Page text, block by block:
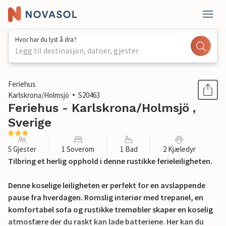
Hvor har du lyst å dra?
Legg til destinasjon, datoer, gjester
1 / 17
Feriehus
Karlskrona/Holmsjö
S20463
Feriehus - Karlskrona/Holmsjö ,
Sverige
5 Gjester 1 Soverom 1 Bad 2 Kjæledyr
Tilbring et herlig opphold i denne rustikke ferieleiligheten.
Denne koselige leiligheten er perfekt for en avslappende
pause fra hverdagen. Romslig interiør med trepanel, en
komfortabel sofa og rustikke tremøbler skaper en koselig
atmosfære der du raskt kan lade batteriene. Her kan du